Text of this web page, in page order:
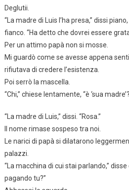
Deglutii.
“La madre di Luis l’ha presa,” dissi
fianco. “Ha detto che dovrei essere
Per un attimo papà non si mosse.
Mi guardò come se avesse appena
rifiutava di credere l’esistenza.
Poi serrò la mascella.
“Chi,” chiese lentamente, “è ‘sua
“La madre di Luis,” dissi. “Rosa.”
Il nome rimase sospeso tra noi.
Le narici di papà si dilatarono
palazzi.
“La macchina di cui stai parlando,”
pagando tu?”